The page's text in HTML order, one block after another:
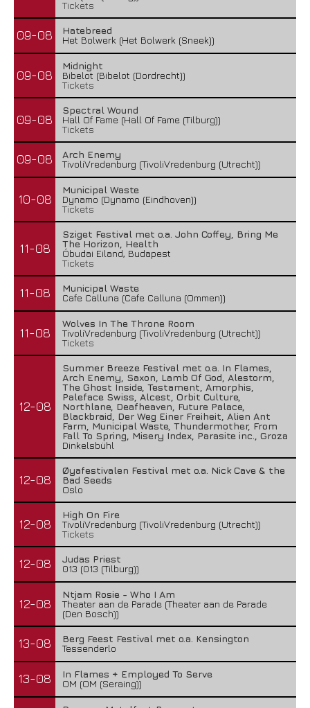
Tickets
09-08
Hatebreed
Het Bolwerk (Het Bolwerk (Sneek))
09-08
Midnight
Bibelot (Bibelot (Dordrecht))
Tickets
09-08
Spectral Wound
Hall Of Fame (Hall Of Fame (Tilburg))
Tickets
09-08
Arch Enemy
TivoliVredenburg (TivoliVredenburg (Utrecht))
10-08
Municipal Waste
Dynamo (Dynamo (Eindhoven))
Tickets
11-08
Sziget Festival met o.a. John Coffey, Bring Me
The Horizon, Health
Óbudai Eiland, Budapest
Tickets
11-08
Municipal Waste
Cafe Calluna (Cafe Calluna (Ommen))
11-08
Wolves In The Throne Room
TivoliVredenburg (TivoliVredenburg (Utrecht))
Tickets
12-08
Summer Breeze Festival met o.a. In Flames,
Arch Enemy, Saxon, Lamb Of God, Alestorm,
The Ghost Inside, Testament, Amorphis,
Paleface Swiss, Alcest, Orbit Culture,
Northlane, Deafheaven, Future Palace,
Blackbraid, Der Weg Einer Freiheit, Alien Ant
Farm, Municipal Waste, Thundermother, From
Fall To Spring, Misery Index, Parasite inc., Groza
Dinkelsbühl
12-08
Øyafestivalen Festival met o.a. Nick Cave & the
Bad Seeds
Oslo
12-08
High On Fire
TivoliVredenburg (TivoliVredenburg (Utrecht))
Tickets
12-08
Judas Priest
013 (013 (Tilburg))
12-08
Ntjam Rosie - Who I Am
Theater aan de Parade (Theater aan de Parade
(Den Bosch))
13-08
Berg Feest Festival met o.a. Kensington
Tessenderlo
13-08
In Flames + Employed To Serve
OM (OM (Seraing))